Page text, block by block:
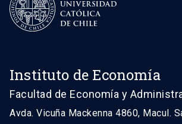
Instituto de Economía
Facultad de Economía y
Avda. Vicuña Mackenna 4860, Macul.